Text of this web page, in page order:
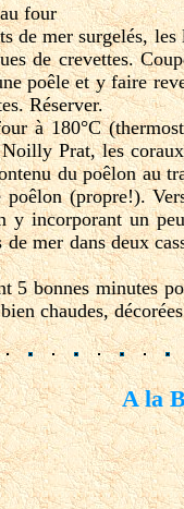
four
de mer surgelés,
de crevettes.
poêle et y faire
Réserver.
à 180°C
Prat, les
du poêlon au
(propre!).
y incorporant un
mer dans deux
5 bonnes minutes
chaudes,
A la